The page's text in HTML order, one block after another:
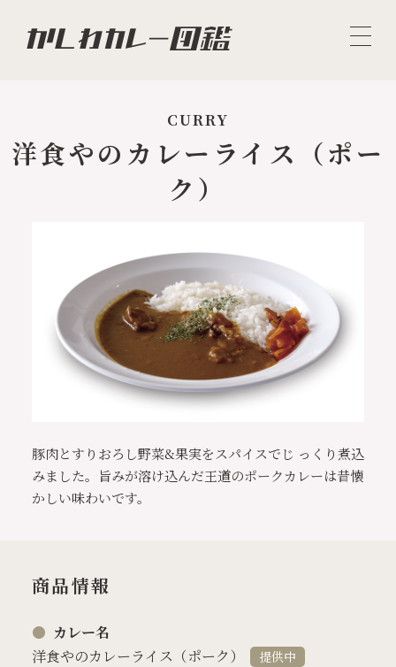
CURRY
洋食やのカレーライス（ポー
ク）
豚肉とすりおろし野菜&果実をスパイスでじ っくり煮込
みました。旨みが溶け込んだ王道のポークカレーは昔懐
かしい味わいです。
商品情報
カレー名
洋食やのカレーライス（ポーク）
提供中